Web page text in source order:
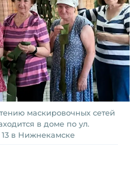
маскировочных сетей
в доме по ул.
13 в Нижнекамске